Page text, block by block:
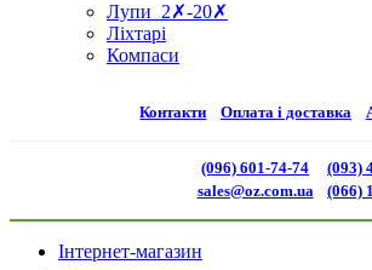
Лупи 2✗-20✗
Ліхтарі
Компаси
Контакти Оплата і доставка
(096) 601-74-74
sales@oz.com.ua
(093)
(066)
Інтернет-магазин